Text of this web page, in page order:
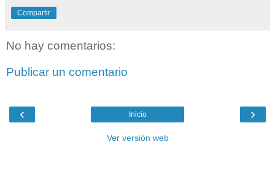
Compartir
No hay comentarios:
Publicar un comentario
‹ ›
Inicio
Ver versión web